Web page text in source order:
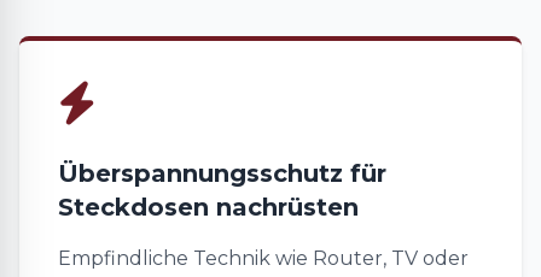
Überspannungsschutz für
Steckdosen nachrüsten
Empfindliche Technik wie Router, TV oder